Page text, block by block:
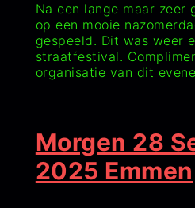
Na een lange maar zeer
op een mooie
gespeeld. Dit was weer
straatfestival.
organisatie van dit
Morgen 28
2025 Emmen